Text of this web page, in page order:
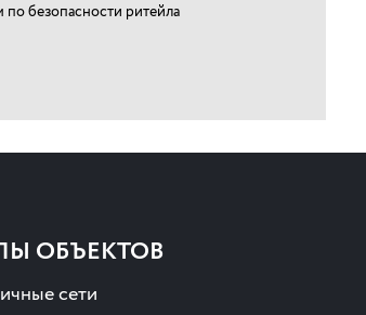
безопасности ритейла
ОБЪЕКТОВ
сети